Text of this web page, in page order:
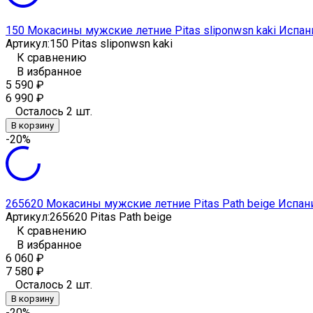
150 Мокасины мужские летние Pitas sliponwsn kaki
Артикул:150 Pitas sliponwsn kaki
К сравнению
В избранное
5 590 ₽
6 990 ₽
Осталось 2 шт.
В корзину
-20%
265620 Мокасины мужские летние Pitas Path beige
Артикул:265620 Pitas Path beige
К сравнению
В избранное
6 060 ₽
7 580 ₽
Осталось 2 шт.
В корзину